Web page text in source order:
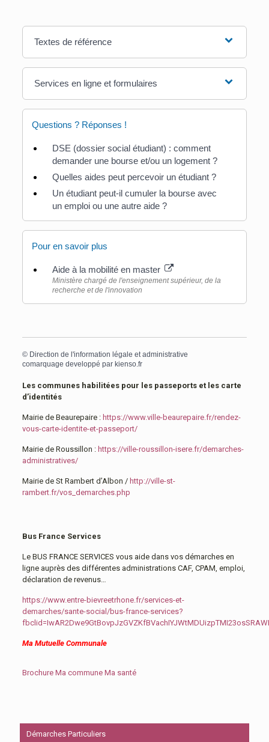
Textes de référence
Services en ligne et formulaires
Questions ? Réponses !
DSE (dossier social étudiant) : comment
demander une bourse et/ou un logement ?
Quelles aides peut percevoir un étudiant ?
Un étudiant peut-il cumuler la bourse avec
un emploi ou une autre aide ?
Pour en savoir plus
Aide à la mobilité en master
Ministère chargé de l'enseignement supérieur, de la
recherche et de l'innovation
© Direction de l'information légale et administrative
comarquage developpé par kienso.fr
Les communes habilitées pour les passeports et les carte
d’identités
Mairie de Beaurepaire : https://www.ville-beaurepaire.fr/rendez-
vous-carte-identite-et-passeport/
Mairie de Roussillon : https://ville-roussillon-isere.fr/demarches-
administratives/
Mairie de St Rambert d’Albon / http://ville-st-
rambert.fr/vos_demarches.php
Bus France Services
Le BUS FRANCE SERVICES vous aide dans vos démarches en
ligne auprès des différentes administrations CAF, CPAM, emploi,
déclaration de revenus…
https://www.entre-bievreetrhone.fr/services-et-
demarches/sante-social/bus-france-services?
Ma Mutuelle Communale
Brochure Ma commune Ma santé
Démarches Particuliers